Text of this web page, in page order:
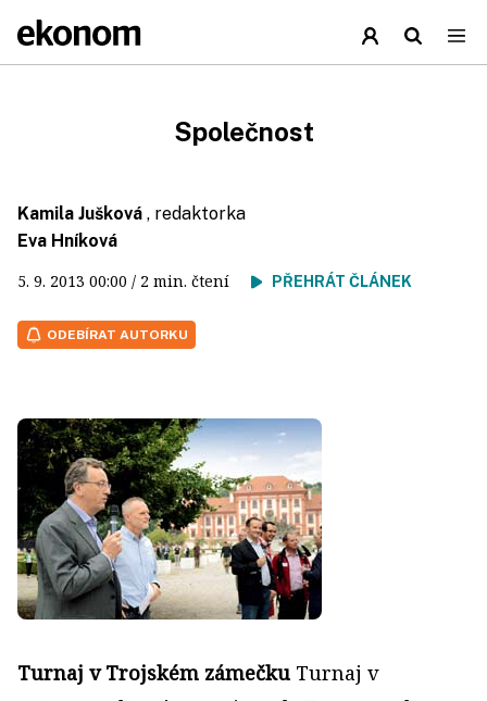
Společnost
Kamila Jušková , redaktorka
Eva Hníková
5. 9. 2013 00:00 / 2 min. čtení PŘEHRÁT ČLÁNEK
ODEBÍRAT AUTORKU
Turnaj v Trojském zámečku Turnaj v